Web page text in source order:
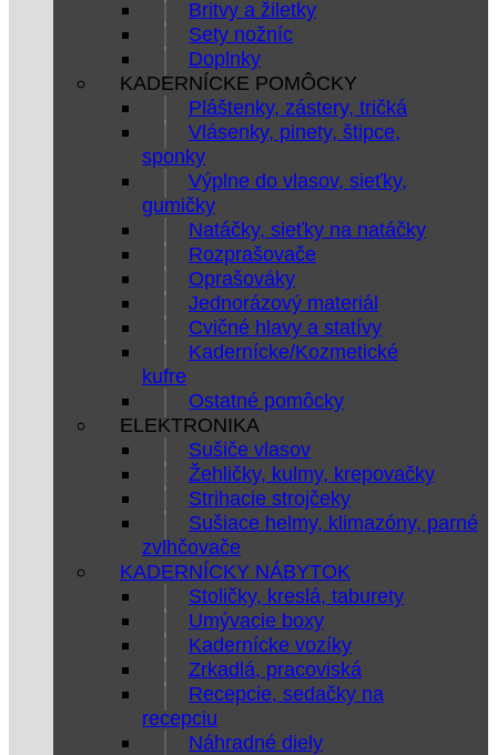
Britvy a žiletky
Sety nožníc
Doplnky
KADERNÍCKE POMÔCKY
Pláštenky, zástery, tričká
Vlásenky, pinety, štipce,
sponky
Výplne do vlasov, sieťky,
gumičky
Natáčky, sieťky na natáčky
Rozprašovače
Oprašováky
Jednorázový materiál
Cvičné hlavy a statívy
Kadernícke/Kozmetické
kufre
Ostatné pomôcky
ELEKTRONIKA
Sušiče vlasov
Žehličky, kulmy, krepovačky
Strihacie strojčeky
Sušiace helmy, klimazóny, parné
zvlhčovače
KADERNÍCKY NÁBYTOK
Stoličky, kreslá, taburety
Umývacie boxy
Kadernícke vozíky
Zrkadlá, pracoviská
Recepcie, sedačky na
recepciu
Náhradné diely